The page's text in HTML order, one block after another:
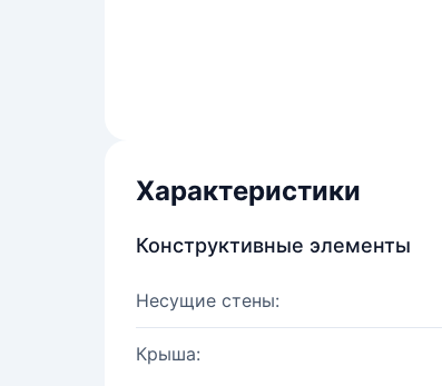
Характеристики
Конструктивные элементы
Несущие стены:
Крыша: